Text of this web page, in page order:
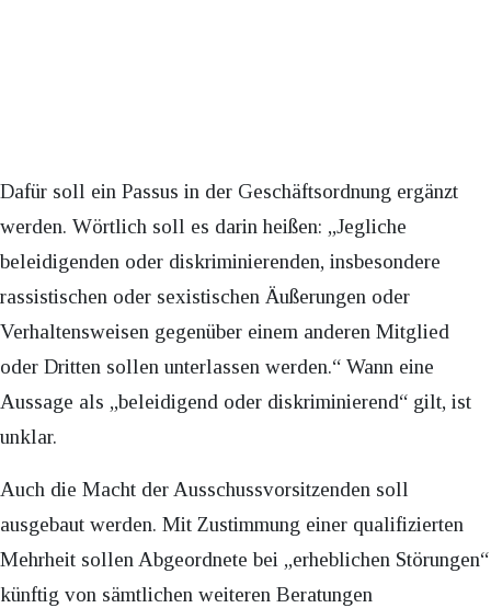
Dafür soll ein Passus in der Geschäftsordnung ergänzt
werden. Wörtlich soll es darin heißen: „Jegliche
beleidigenden oder diskriminierenden, insbesondere
rassistischen oder sexistischen Äußerungen oder
Verhaltensweisen gegenüber einem anderen Mitglied
oder Dritten sollen unterlassen werden.“ Wann eine
Aussage als „beleidigend oder diskriminierend“ gilt, ist
unklar.
Auch die Macht der Ausschussvorsitzenden soll
ausgebaut werden. Mit Zustimmung einer qualifizierten
Mehrheit sollen Abgeordnete bei „erheblichen Störungen“
künftig von sämtlichen weiteren Beratungen